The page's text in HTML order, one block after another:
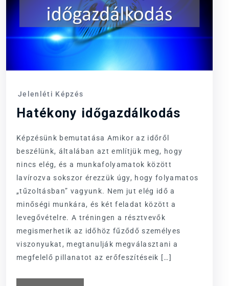
Jelenléti Képzés
Hatékony időgazdálkodás
Képzésünk bemutatása Amikor az időről
beszélünk, általában azt említjük meg, hogy
nincs elég, és a munkafolyamatok között
lavírozva sokszor érezzük úgy, hogy folyamatos
„tűzoltásban” vagyunk. Nem jut elég idő a
minőségi munkára, és két feladat között a
levegővételre. A tréningen a résztvevők
megismerhetik az időhöz fűződő személyes
viszonyukat, megtanulják megválasztani a
megfelelő pillanatot az erőfeszítéseik […]